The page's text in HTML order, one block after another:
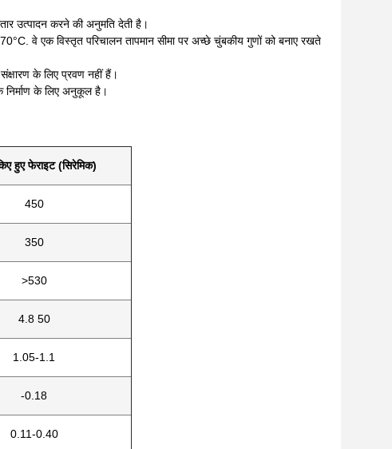
उत्पादन करने की अनुमति देती है।
वे एक विस्तृत परिचालन तापमान सीमा पर अच्छे चुंबकीय गुणों को बनाए रखते
के लिए प्रवण नहीं हैं।
निर्माण के लिए अनुकूल है।
हुए फेराइट (सिरेमिक)
450
350
>530
4.8 50
1.05-1.1
-0.18
0.11-0.40